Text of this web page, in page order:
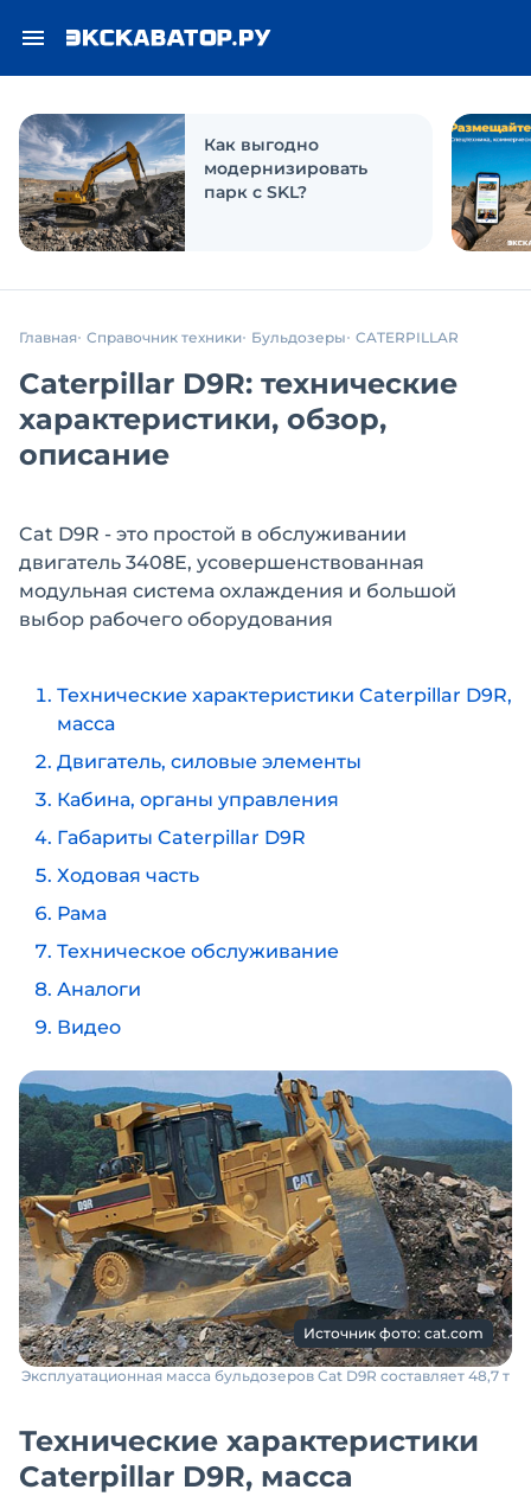
Как выгодно
модернизировать
парк с SKL?
Главная Справочник техники Бульдозеры CATERPILLAR
Caterpillar D9R: технические
характеристики, обзор,
описание
Cat D9R - это простой в обслуживании
двигатель 3408Е, усовершенствованная
модульная система охлаждения и большой
выбор рабочего оборудования
Технические характеристики Caterpillar D9R,
масса
Двигатель, силовые элементы
Кабина, органы управления
Габариты Caterpillar D9R
Ходовая часть
Рама
Техническое обслуживание
Аналоги
Видео
Источник фото: cat.com
Эксплуатационная масса бульдозеров Cat D9R составляет 48,7 т
Технические характеристики
Caterpillar D9R, масса